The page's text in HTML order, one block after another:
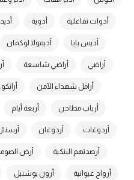
أدوات تفاعلية أدوية
أديس بابا أديمولا لوكمان
أراضي أراضي شاسعة
أرامل شهداء الأمن
أرباب مطاحن أربعة أيام
أردوغات أردوغان
أرصدتهم البنكية أرض
أرواح غيوانية أرون بوشنيل